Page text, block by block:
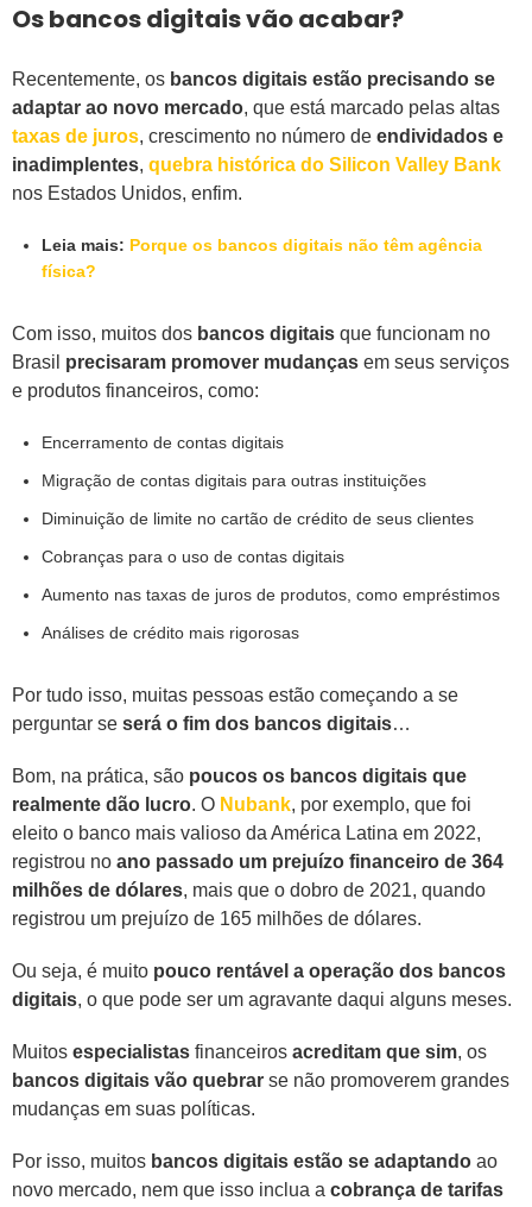
Os bancos digitais vão acabar?
Recentemente, os bancos digitais estão precisando se
adaptar ao novo mercado, que está marcado pelas altas
taxas de juros, crescimento no número de endividados e
inadimplentes, quebra histórica do Silicon Valley Bank
nos Estados Unidos, enfim.
Leia mais: Porque os bancos digitais não têm agência
física?
Com isso, muitos dos bancos digitais que funcionam no
Brasil precisaram promover mudanças em seus serviços
e produtos financeiros, como:
Encerramento de contas digitais
Migração de contas digitais para outras instituições
Diminuição de limite no cartão de crédito de seus clientes
Cobranças para o uso de contas digitais
Aumento nas taxas de juros de produtos, como empréstimos
Análises de crédito mais rigorosas
Por tudo isso, muitas pessoas estão começando a se
perguntar se será o fim dos bancos digitais…
Bom, na prática, são poucos os bancos digitais que
realmente dão lucro. O Nubank, por exemplo, que foi
eleito o banco mais valioso da América Latina em 2022,
registrou no ano passado um prejuízo financeiro de 364
milhões de dólares, mais que o dobro de 2021, quando
registrou um prejuízo de 165 milhões de dólares.
Ou seja, é muito pouco rentável a operação dos bancos
digitais, o que pode ser um agravante daqui alguns meses.
Muitos especialistas financeiros acreditam que sim, os
bancos digitais vão quebrar se não promoverem grandes
mudanças em suas políticas.
Por isso, muitos bancos digitais estão se adaptando ao
novo mercado, nem que isso inclua a cobrança de tarifas